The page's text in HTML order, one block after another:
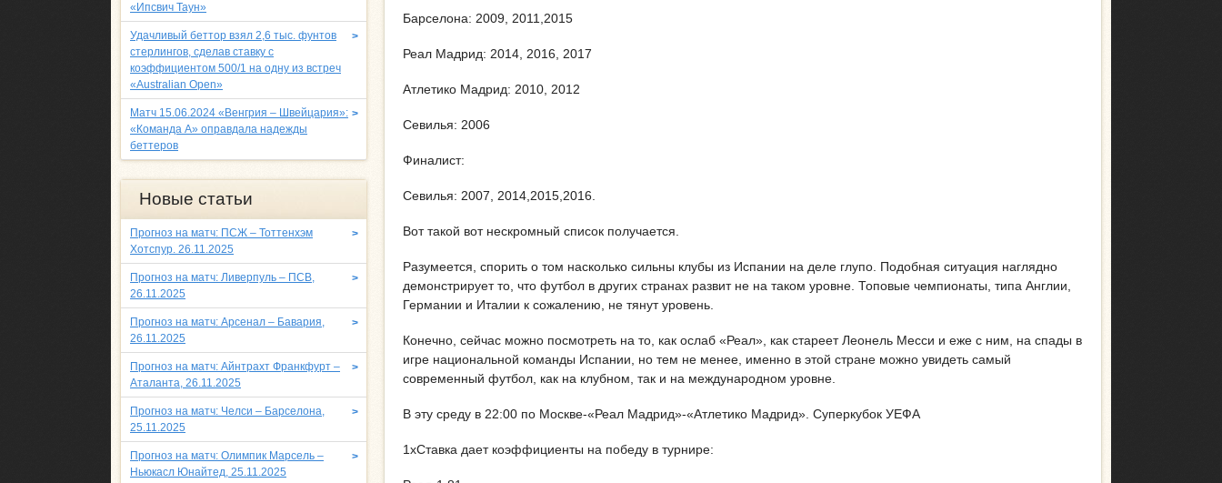
Барселона: 2009, 2011,2015
Реал Мадрид: 2014, 2016, 2017
Атлетико Мадрид: 2010, 2012
Севилья: 2006
Финалист:
Севилья: 2007, 2014,2015,2016.
Вот такой вот нескромный список получается.
Разумеется, спорить о том насколько сильны клубы из Испании на деле глупо. Подобная ситуация наглядно
демонстрирует то, что футбол в других странах развит не на таком уровне. Топовые чемпионаты, типа Англии,
Германии и Италии к сожалению, не тянут уровень.
Конечно, сейчас можно посмотреть на то, как ослаб «Реал», как стареет Леонель Месси и еже с ним, на спады в
игре национальной команды Испании, но тем не менее, именно в этой стране можно увидеть самый
современный футбол, как на клубном, так и на международном уровне.
В эту среду в 22:00 по Москве-«Реал Мадрид»-«Атлетико Мадрид». Суперкубок УЕФА
1хСтавка дает коэффициенты на победу в турнире:
«Ипсвич Таун»
>
Удачливый беттор взял 2,6 тыс. фунтов
стерлингов, сделав ставку с
коэффициентом 500/1 на одну из встреч
«Australian Open»
>
Матч 15.06.2024 «Венгрия – Швейцария»:
«Команда A» оправдала надежды
беттеров
Новые статьи
>
Прогноз на матч: ПСЖ – Тоттенхэм
Хотспур. 26.11.2025
>
Прогноз на матч: Ливерпуль – ПСВ,
26.11.2025
>
Прогноз на матч: Арсенал – Бавария,
26.11.2025
>
Прогноз на матч: Айнтрахт Франкфурт –
Аталанта, 26.11.2025
>
Прогноз на матч: Челси – Барселона,
25.11.2025
>
Прогноз на матч: Олимпик Марсель –
Ньюкасл Юнайтед, 25.11.2025